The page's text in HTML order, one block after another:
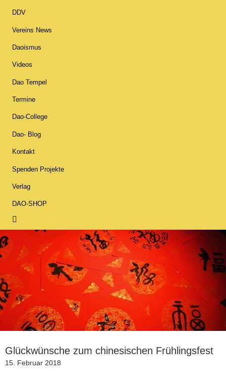
DDV
Vereins News
Daoismus
Videos
Dao Tempel
Termine
Dao-College
Dao- Blog
Kontakt
Spenden Projekte
Verlag
DAO-SHOP
Glückwünsche zum chinesischen Frühlingsfest
Veröffentlicht
15. Februar 2018